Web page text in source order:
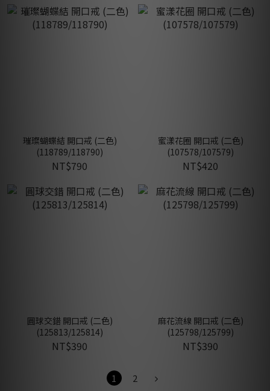
璀璨蝴蝶結 開口戒 (二色)
(118789/118790)
NT$790
蜜漾花圈 開口戒 (二色)
(107578/107579)
NT$420
圓球交錯 開口戒 (二色)
(125813/125814)
NT$390
麻花流線 開口戒 (二色)
(125798/125799)
NT$390
1 2